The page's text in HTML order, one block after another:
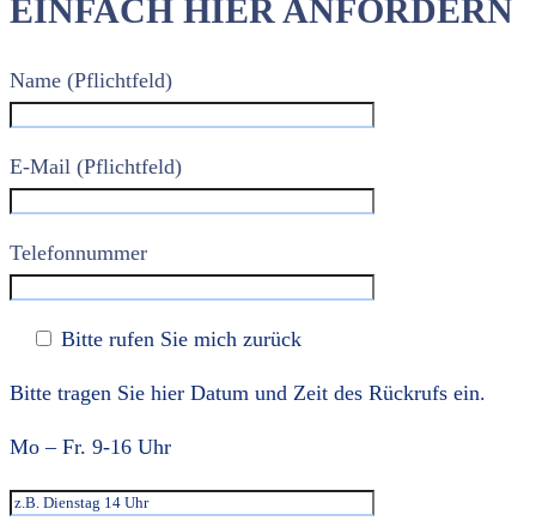
EINFACH HIER ANFORDERN
Name (Pflichtfeld)
E-Mail (Pflichtfeld)
Telefonnummer
Bitte rufen Sie mich zurück
Bitte tragen Sie hier Datum und Zeit des Rückrufs ein.
Mo – Fr. 9-16 Uhr